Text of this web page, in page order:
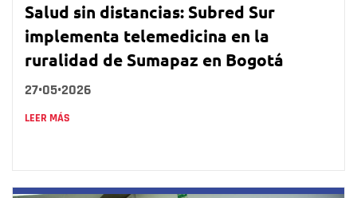
Salud sin distancias: Subred Sur
implementa telemedicina en la
ruralidad de Sumapaz en Bogotá
27•05•2026
LEER MÁS